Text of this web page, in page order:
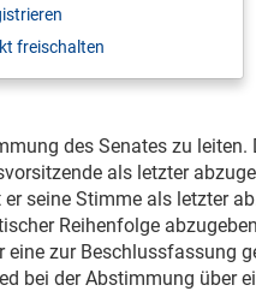
freischalten
des Senates zu leiten.
als letzter
seine Stimme als letzter
Reihenfolge
eine zur Beschlussfassung
bei der Abstimmung über